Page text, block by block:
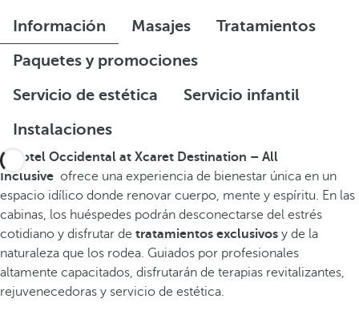
Información Masajes
Tratamientos
Paquetes y promociones
Servicio de estética
Servicio infantil
Instalaciones
El
hotel Occidental at Xcaret Destination – All
Inclusive ofrece una experiencia de bienestar única en un
espacio idílico donde renovar cuerpo, mente y espíritu. En las
cabinas, los huéspedes podrán desconectarse del estrés
cotidiano y disfrutar de tratamientos exclusivos y de la
naturaleza que los rodea. Guiados por profesionales
altamente capacitados, disfrutarán de terapias revitalizantes,
rejuvenecedoras y servicio de estética.